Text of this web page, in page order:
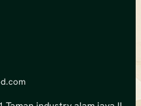
panel dinding dan pagar
kami mengendalikan 12
kami kapasiti tahunan
output sebanyak USD 5 juta.
memenuhi pasaran domestik
yang boleh dipercayai
teras kami, kami